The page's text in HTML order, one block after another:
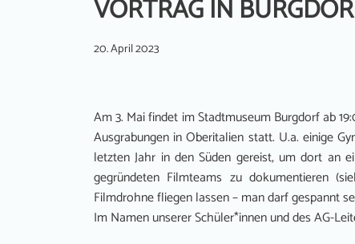
VORTRAG IN
20. April 2023
Am 3. Mai findet im Stadtmuseum Burgdorf ab
Ausgrabungen in Oberitalien statt. U.a. einige
letzten Jahr in den Süden gereist, um dort an
gegründeten Filmteams zu dokumentieren
Filmdrohne fliegen lassen – man darf gespannt
Im Namen unserer Schüler*innen und des AG-